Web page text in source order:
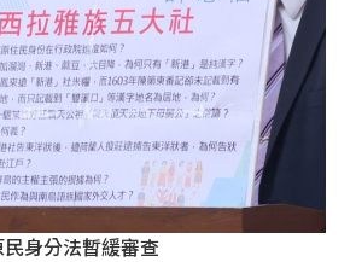
身分法暫緩審查